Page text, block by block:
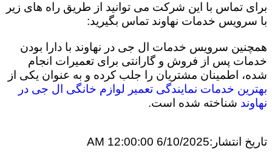
برای تماس با این شرکت می توانید از طریق راه های زیر
با سرویس خدمات نهاوند تماس بگیرید:
همچنین سرویس خدمات ال جی در نهاوند با دارا بودن
خدمات پس از فروش و گارانتی برای تعمیرات انجام
شده، اطمینان مشتریان را جلب کرده و به عنوان یکی از
بهترین خدمات نمایندگی تعمیر لوازم خانگی ال جی در
نهاوند شناخته شده است.
تاریخ انتشار:6/10/2025 12:00:00 AM